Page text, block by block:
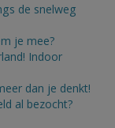
de snelweg
je mee?
Indoor
dan je denkt!
al bezocht?